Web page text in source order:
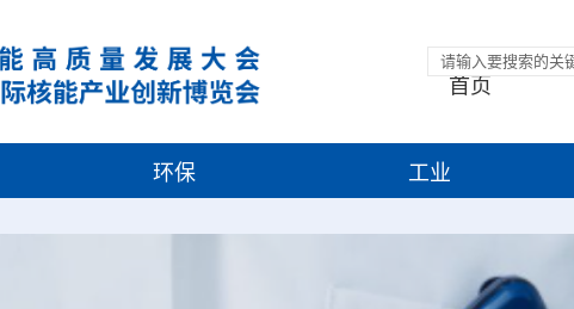
首页
环保 工业